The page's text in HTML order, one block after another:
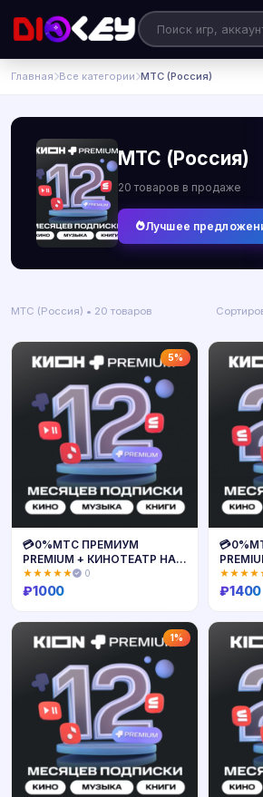
Главная Все категории МТС (Россия)
МТС (Россия)
20 товаров в продаже
Лучшее
МТС (Россия) • 20 товаров
5%
Купить
💳0%МТС ПРЕМИУМ
PREMIUM + КИНОТЕАТР НА
12 МЕСЯЦЕВ🔥
★★★★★ 0
₽1000
24
₽1400
1%